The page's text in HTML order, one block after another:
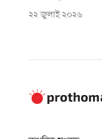
২২ জুলাই ২০২৬